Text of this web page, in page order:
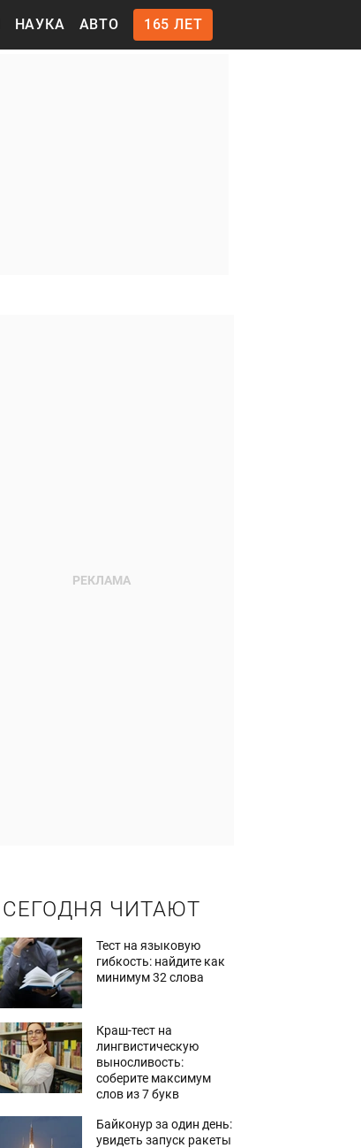
НАУКА АВТО 165 ЛЕТ
СЕГОДНЯ ЧИТАЮТ
Тест на языковую
гибкость: найдите как
минимум 32 слова
Краш-тест на
лингвистическую
выносливость:
соберите максимум
слов из 7 букв
Байконур за один день:
увидеть запуск ракеты